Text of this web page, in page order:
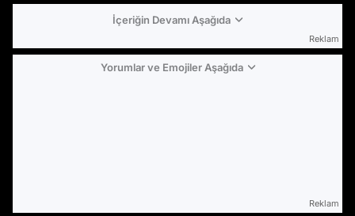
İçeriğin Devamı Aşağıda
Reklam
Yorumlar ve Emojiler Aşağıda
Reklam